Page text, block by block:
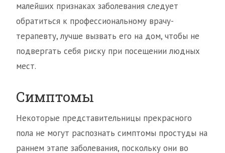
малейших признаках заболевания следует
обратиться к профессиональному врачу-
терапевту, лучше вызвать его на дом, чтобы не
подвергать себя риску при посещении людных
мест.
Симптомы
Некоторые представительницы прекрасного
пола не могут распознать симптомы простуды на
раннем этапе заболевания, поскольку они во